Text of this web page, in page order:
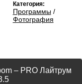
Категория:
Программы/
Фотография
– PRO Лайтрум